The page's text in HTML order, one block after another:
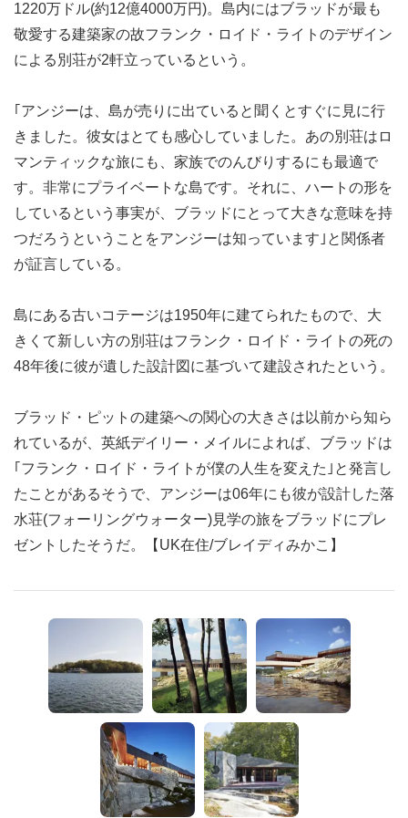
1220万ドル(約12億4000万円)。島内にはブラッドが最も
敬愛する建築家の故フランク・ロイド・ライトのデザイン
による別荘が2軒立っているという。
｢アンジーは、島が売りに出ていると聞くとすぐに見に行
きました。彼女はとても感心していました。あの別荘はロ
マンティックな旅にも、家族でのんびりするにも最適で
す。非常にプライベートな島です。それに、ハートの形を
しているという事実が、ブラッドにとって大きな意味を持
つだろうということをアンジーは知っています｣と関係者
が証言している。
島にある古いコテージは1950年に建てられたもので、大
きくて新しい方の別荘はフランク・ロイド・ライトの死の
48年後に彼が遺した設計図に基づいて建設されたという。
ブラッド・ピットの建築への関心の大きさは以前から知ら
れているが、英紙デイリー・メイルによれば、ブラッドは
｢フランク・ロイド・ライトが僕の人生を変えた｣と発言し
たことがあるそうで、アンジーは06年にも彼が設計した落
水荘(フォーリングウォーター)見学の旅をブラッドにプレ
ゼントしたそうだ。【UK在住/ブレイディみかこ】